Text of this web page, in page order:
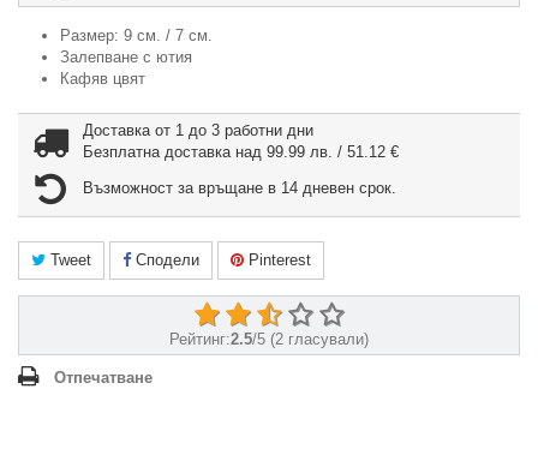
Размер: 9 см. / 7 см.
Залепване с ютия
Кафяв цвят
Доставка от 1 до 3 работни дни
Безплатна доставка над 99.99 лв. / 51.12 €
Възможност за връщане в 14 дневен срок.
Tweet Сподели Pinterest
Рейтинг:2.5/5 (2 гласували)
Отпечатване